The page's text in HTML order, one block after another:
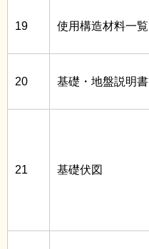
19 使用構造材料一覧
20 基礎・地盤説明書
21 基礎伏図